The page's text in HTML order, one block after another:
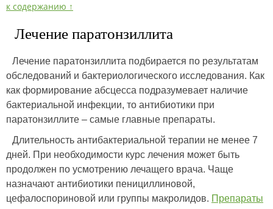
к содержанию ↑
Лечение паратонзиллита
Лечение паратонзиллита подбирается по результатам
обследований и бактериологического исследования. Как
как формирование абсцесса подразумевает наличие
бактериальной инфекции, то антибиотики при
паратонзиллите – самые главные препараты.
Длительность антибактериальной терапии не менее 7
дней. При необходимости курс лечения может быть
продолжен по усмотрению лечащего врача. Чаще
назначают антибиотики пенициллиновой,
цефалоспориновой или группы макролидов. Препараты